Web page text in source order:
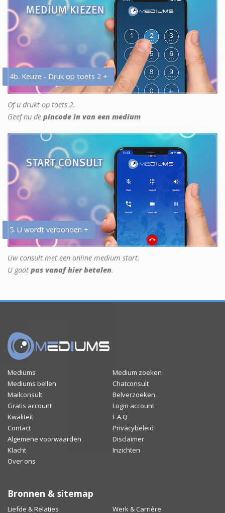
4b. Keuze - Druk op toets 2 +
Of u drukt op toets 2.
Geef nu de pincode in van een medium
5. U wordt verbonden +
Uw consult met een online medium start.
U gaat pas vanaf hier betalen.
Mediums
Medium zoeken
Mediums bellen
Chatconsult
Mailconsult
Belverzoeken
Gratis account
Login account
Kwaliteit
F.A.Q
Contact
Privacybeleid
Algemene voorwaarden
Disclaimer
Klacht
Inzichten
Over ons
Bronnen & sitemap
Liefde & Relaties Werk & Carrière